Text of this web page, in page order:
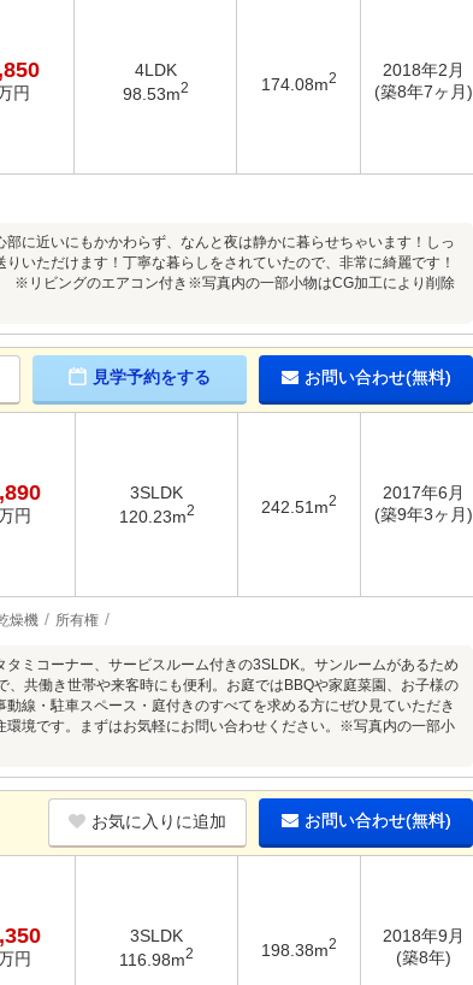
円
4LDK
98.53m2 174.08m2
2018年2月
(築8年7ヶ月)
に近いにもかかわらず、なんと夜は静かに暮らせちゃいます！しっ
いただけます！丁寧な暮らしをされていたので、非常に綺麗です！
※リビングのエアコン付き※写真内の一部小物はCG加工により削除
見学予約をする お問い合わせ(無料)
円
3SLDK
120.23m2 242.51m2
2017年6月
(築9年3ヶ月)
燥機 所有権
ミコーナー、サービスルーム付きの3SLDK。サンルームがあるため
共働き世帯や来客時にも便利。お庭ではBBQや家庭菜園、お子様の
線・駐車スペース・庭付きのすべてを求める方にぜひ見ていただき
境です。まずはお気軽にお問い合わせください。※写真内の一部小
お気に入りに追加 お問い合わせ(無料)
円
3SLDK
116.98m2 198.38m2
2018年9月
(築8年)